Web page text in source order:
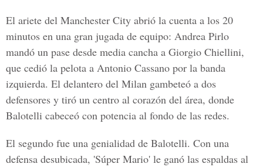
El ariete del Manchester City abrió la cuenta a los 20
minutos en una gran jugada de equipo: Andrea Pirlo
mandó un pase desde media cancha a Giorgio Chiellini,
que cedió la pelota a Antonio Cassano por la banda
izquierda. El delantero del Milan gambeteó a dos
defensores y tiró un centro al corazón del área, donde
Balotelli cabeceó con potencia al fondo de las redes.
El segundo fue una genialidad de Balotelli. Con una
defensa desubicada, 'Súper Mario' le ganó las espaldas al